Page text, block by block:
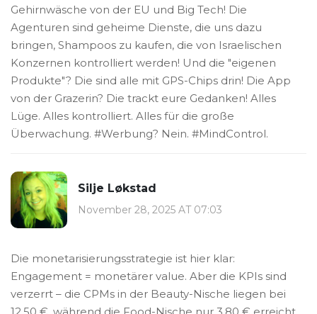
Gehirnwäsche von der EU und Big Tech! Die
Agenturen sind geheime Dienste, die uns dazu
bringen, Shampoos zu kaufen, die von Israelischen
Konzernen kontrolliert werden! Und die "eigenen
Produkte"? Die sind alle mit GPS-Chips drin! Die App
von der Grazerin? Die trackt eure Gedanken! Alles
Lüge. Alles kontrolliert. Alles für die große
Überwachung. #Werbung? Nein. #MindControl.
Silje Løkstad
November 28, 2025 AT 07:03
Die monetarisierungsstrategie ist hier klar:
Engagement = monetärer value. Aber die KPIs sind
verzerrt – die CPMs in der Beauty-Nische liegen bei